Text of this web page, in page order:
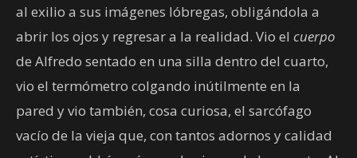
al exilio a sus imágenes lóbregas, obligándola a
abrir los ojos y regresar a la realidad. Vio el cuerpo
de Alfredo sentado en una silla dentro del cuarto,
vio el termómetro colgando inútilmente en la
pared y vio también, cosa curiosa, el sarcófago
vacío de la vieja que, con tantos adornos y calidad